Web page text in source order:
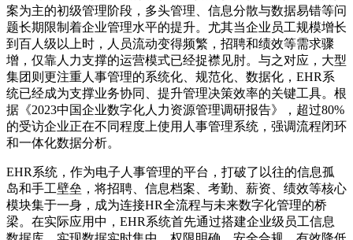
案为主的初级管理阶段，多头管理、信息分散与数据易错等问
题长期限制着企业管理水平的提升。尤其当企业员工规模增长
到百人级以上时，人员流动变得频繁，招聘和绩效等需求骤
增，仅靠人力支撑的运营模式已经捉襟见肘。与之对应，大型
集团则更注重人事管理的系统化、规范化、数据化，EHR系
统已经成为支撑业务协同、提升管理决策效率的关键工具。根
据《2023中国企业数字化人力资源管理调研报告》，超过80%
的受访企业正在不同程度上使用人事管理系统，强调流程闭环
和一体化数据分析。
EHR系统，作为电子人事管理的平台，打破了以往的信息孤
岛和手工壁垒，将招聘、信息档案、考勤、薪资、绩效等核心
模块集于一身，成为连接HR全流程与未来数字化管理的桥
梁。在实际应用中，EHR系统首先通过搭建企业级员工信息